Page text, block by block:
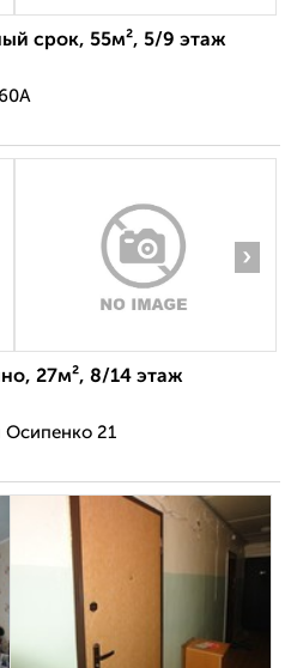
срок, 55м², 5/9 этаж
›
27м², 8/14 этаж
Осипенко 21